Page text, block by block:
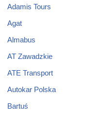
Adamis Tours
Agat
Almabus
AT Zawadzkie
ATE Transport
Autokar Polska
Bartuś